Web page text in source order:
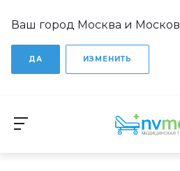
Ваш город Москва и
ДА ИЗМЕНИТЬ